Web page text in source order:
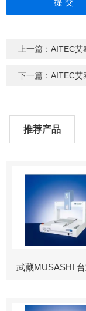
上一篇：AITEC艾
下一篇：AITEC艾
推荐产品